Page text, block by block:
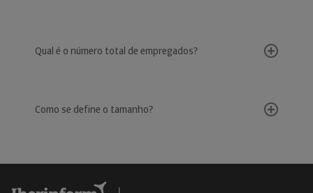
Qual é o número total de empregados?
Como se define o tamanho?